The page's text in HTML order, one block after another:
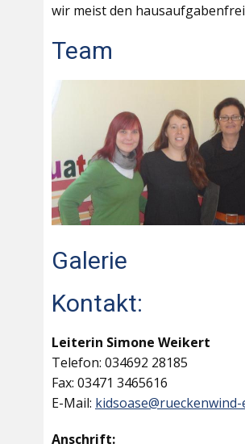
wir meist den
Team
Galerie
Kontakt:
Leiterin Simone Weikert
Telefon: 034692 28185
Fax: 03471 3465616
E-Mail: kidsoase@rueckenwind-
Anschrift: